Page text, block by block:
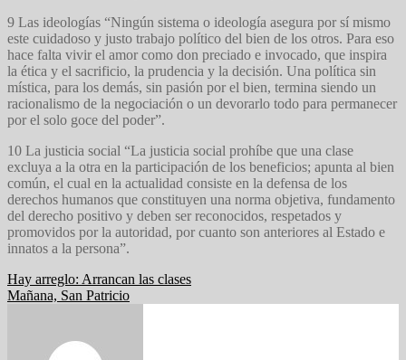
9 Las ideologías “Ningún sistema o ideología asegura por sí mismo
este cuidadoso y justo trabajo político del bien de los otros. Para eso
hace falta vivir el amor como don preciado e invocado, que inspira
la ética y el sacrificio, la prudencia y la decisión. Una política sin
mística, para los demás, sin pasión por el bien, termina siendo un
racionalismo de la negociación o un devorarlo todo para permanecer
por el solo goce del poder”.
10 La justicia social “La justicia social prohíbe que una clase
excluya a la otra en la participación de los beneficios; apunta al bien
común, el cual en la actualidad consiste en la defensa de los
derechos humanos que constituyen una norma objetiva, fundamento
del derecho positivo y deben ser reconocidos, respetados y
promovidos por la autoridad, por cuanto son anteriores al Estado e
innatos a la persona”.
Navegación
de
Hay arreglo: Arrancan las clases
Mañana, San Patricio